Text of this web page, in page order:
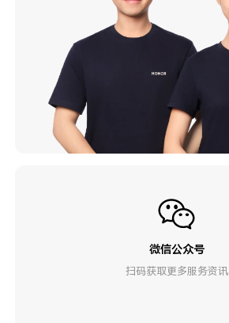
微信公众号
扫码获取更多服务资讯